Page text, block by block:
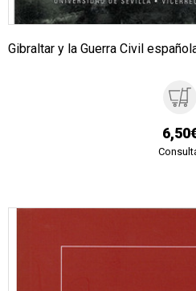
Gibraltar y la Guerra Civil